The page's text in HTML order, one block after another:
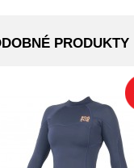
PRODUKTY